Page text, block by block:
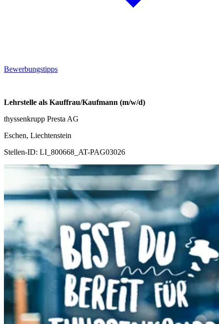
Bewerbungstipps
Lehrstelle als Kauffrau/Kaufmann (m/w/d)
thyssenkrupp Presta AG
Eschen, Liechtenstein
Stellen-ID: LI_800668_AT-PAG03026